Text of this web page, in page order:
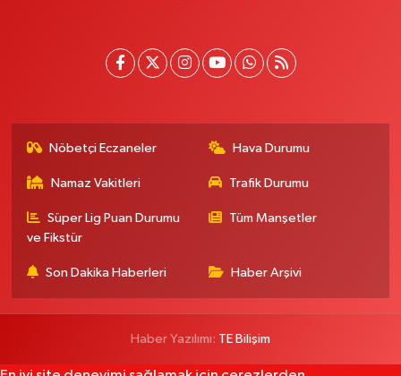
Nöbetçi Eczaneler Hava Durumu
Namaz Vakitleri Trafik Durumu
Süper Lig Puan Durumu
ve Fikstür
Tüm Manşetler
Son Dakika Haberleri Haber Arşivi
Haber Yazılımı: TE Bilişim